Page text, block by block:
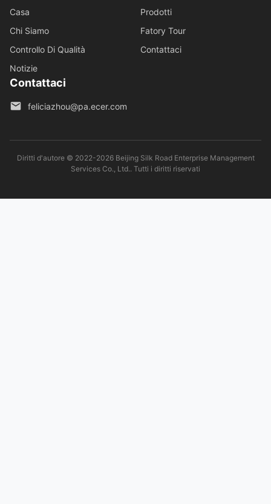
Casa
Prodotti
Chi Siamo
Fatory Tour
Controllo Di Qualità
Contattaci
Notizie
Contattaci
feliciazhou@pa.ecer.com
Diritti d'autore © 2022-2026 Beijing Silk Road Enterprise Management
Services Co., Ltd.. Tutti i diritti riservati